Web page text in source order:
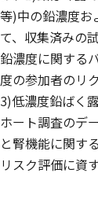
等)中の鉛濃度お
て、収集済みの
鉛濃度に関する
度の参加者のリ
3)低濃度鉛ばく
ホート調査のデ
と腎機能に関す
リスク評価に資